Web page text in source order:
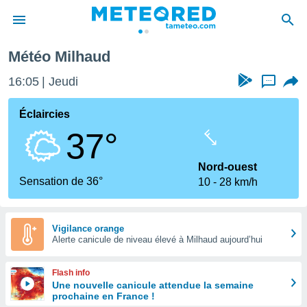
de
Météo Milhaud
16:06 Jeudi ...
Éclaircies
37°
Sensation de 36°
Nord-ouest
10
28 km/h
Vigilance orange
Alerte canicule de niveau élevé à Milhaud aujourd’hui
Flash info
Une nouvelle canicule attendue la semaine
prochaine en France !